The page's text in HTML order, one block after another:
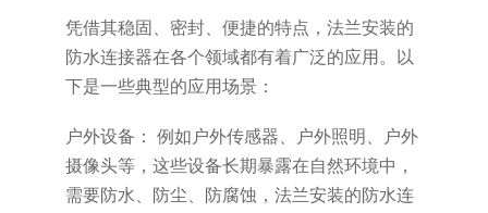
凭借其稳固、密封、便捷的特点，法兰安装的
防水连接器在各个领域都有着广泛的应用。以
下是一些典型的应用场景：
户外设备： 例如户外传感器、户外照明、户外
摄像头等，这些设备长期暴露在自然环境中，
需要防水、防尘、防腐蚀，法兰安装的防水连